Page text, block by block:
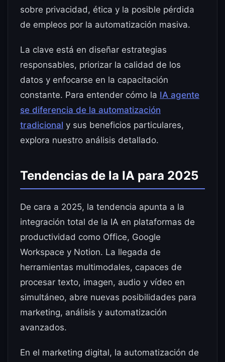
sobre privacidad, ética y la posible pérdida
de empleos por la automatización masiva.
La clave está en diseñar estrategias
responsables, priorizar la calidad de los
datos y enfocarse en la capacitación
constante. Para entender cómo la IA agente
se diferencia de la automatización
tradicional y sus beneficios particulares,
explora nuestro análisis detallado.
Tendencias de la IA para 2025
De cara a 2025, la tendencia apunta a la
integración total de la IA en plataformas de
productividad como Office, Google
Workspace y Notion. La llegada de
herramientas multimodales, capaces de
procesar texto, imagen, audio y vídeo en
simultáneo, abre nuevas posibilidades para
marketing, análisis y automatización
avanzados.
En el marketing digital, la automatización de